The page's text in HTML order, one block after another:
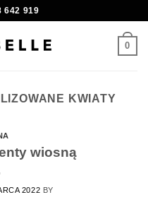
642 919
0
KWIATY
wiosną
2022 BY